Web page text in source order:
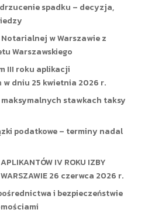
spadku – decyzja,
Notarialnej w Warszawie z
Warszawskiego
III roku aplikacji
dniu 25 kwietnia 2026 r.
stawkach taksy
podatkowe – terminy nadal
IV ROKU IZBY
26 czerwca 2026 r.
i bezpieczeństwie